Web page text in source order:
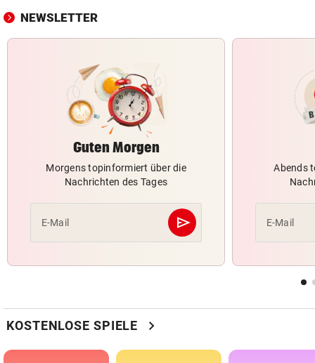
NEWSLETTER
Guten Morgen
Morgens topinformiert über die
Nachrichten des Tages
E-Mail send
Abschicken
Abends
E-Mail
KOSTENLOSE SPIELE chevron_right